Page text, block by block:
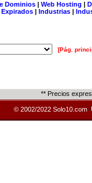
Dominios| Web Hosting |
| Industrias |
[Pág.
** Precios
© 2002/2022 Solo10.com